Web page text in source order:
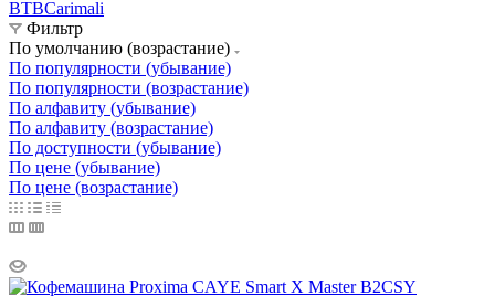
BTBCarimali
Фильтр
По умолчанию (возрастание)
По популярности (убывание)
По популярности (возрастание)
По алфавиту (убывание)
По алфавиту (возрастание)
По доступности (убывание)
По цене (убывание)
По цене (возрастание)